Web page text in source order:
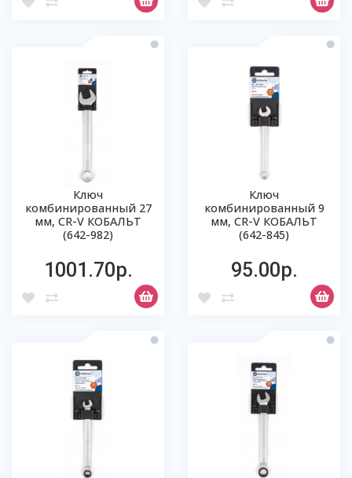
Ключ
комбинированный 27
мм, CR-V КОБАЛЬТ
(642-982)
1001.70р.
Ключ
комбинированный 9
мм, CR-V КОБАЛЬТ
(642-845)
95.00р.